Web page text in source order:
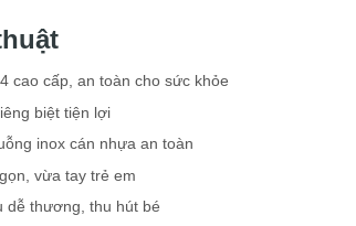
cao cấp, an toàn cho sức khỏe
biệt tiện lợi
inox cán nhựa an toàn
vừa tay trẻ em
dễ thương, thu hút bé